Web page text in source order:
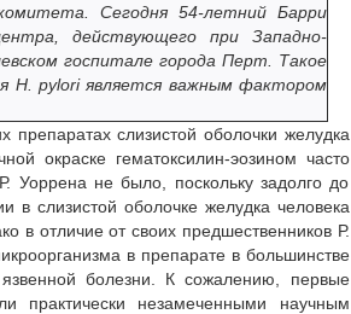
Сегодня 54-летний Барри
действующего при Западно-
госпитале города Перт. Такое
H. pylori явля­ется важным фактором
слизистой оболочки желудка
окраске гематоксилин-эозином часто
Уоррена не было, поскольку задолго до
слизистой оболочке желудка человека
в отличие от своих предшественников Р.
в препарате в большинстве
язвенной болезни. К сожалению, первые
практически незамеченными научным